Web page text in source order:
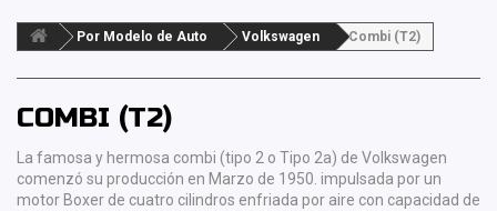
Por Modelo de Auto Volkswagen Combi (T2)
COMBI (T2)
La famosa y hermosa combi (tipo 2 o Tipo 2a) de Volkswagen
comenzó su producción en Marzo de 1950. impulsada por un
motor Boxer de cuatro cilindros enfriada por aire con capacidad de